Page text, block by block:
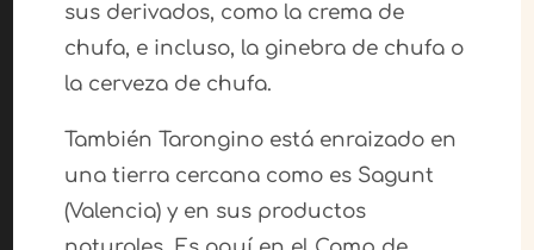
sus derivados, como la crema de
chufa, e incluso, la ginebra de chufa o
la cerveza de chufa.
También Tarongino está enraizado en
una tierra cercana como es Sagunt
(Valencia) y en sus productos